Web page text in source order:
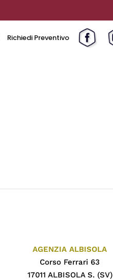
Richiedi Preventivo
AGENZIA ALBISOLA
Corso Ferrari 63
17011 ALBISOLA S. (SV)